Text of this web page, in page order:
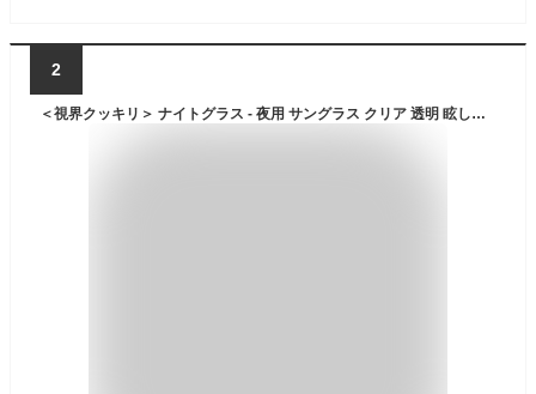
2
＜視界クッキリ＞ ナイトグラス - 夜用 サングラス クリア 透明 眩しい 眩しさ 軽減 対策 グッズ ナイト ドライブ 夜間 運転 夜 雨 対向車 車 光 ライト ナイター メンズ レディース 眼鏡 グラス メガネ ラジオショッピング 日本直販